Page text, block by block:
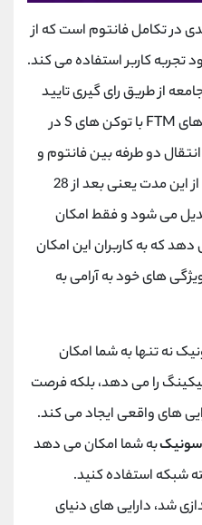
در تکامل فانتوم است که از
تجربه کاربر استفاده می کند.
از طریق رای گیری تایید
های FTM با توکن های S در
90 روز اول، انتقال دو طرفه بین فانتوم و
سونیک پشتیبانی می شود؛ پس از این مدت یعنی بعد از 28
تبدیل می شود و فقط امکان
دهد که به کاربران این امکان
‌های خود به آرامی به
نه تنها به شما امکان
را می دهد، بلکه فرصت
های واقعی ایجاد می کند.
سونیکبه شما امکان می دهد
شبکه استفاده کنید.
شد، دارایی های دنیای